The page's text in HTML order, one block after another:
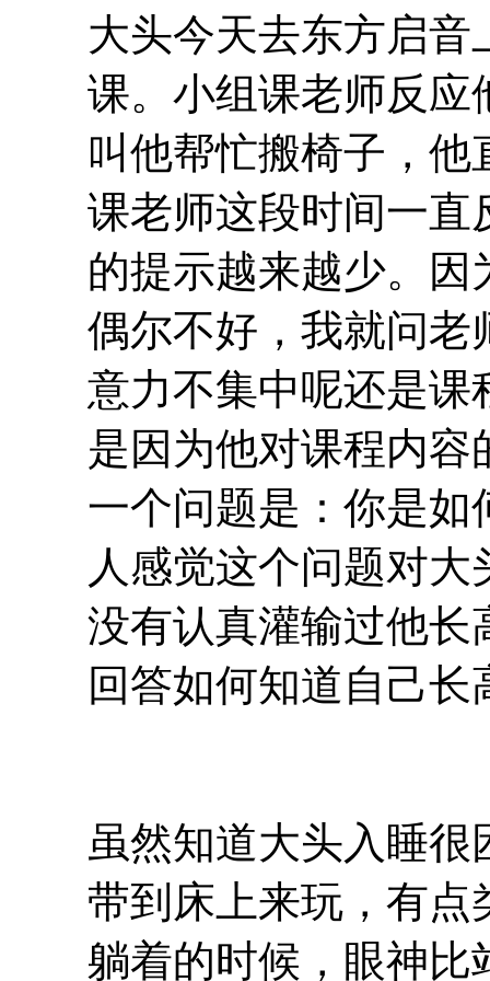
大头今天去东方启
课。小组课老师反应
叫他帮忙搬椅子，
课老师这段时间一直
的提示越来越少。
偶尔不好，我就问老
意力不集中呢还是课
是因为他对课程内
一个问题是：你是如
人感觉这个问题对
没有认真灌输过他长
回答如何知道自己
虽然知道大头入睡
带到床上来玩，有点
躺着的时候，眼神比